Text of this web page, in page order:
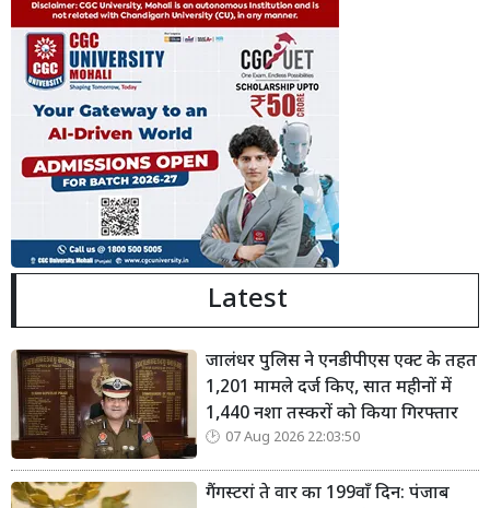
Latest
जालंधर पुलिस ने एनडीपीएस एक्ट के तहत
1,201 मामले दर्ज किए, सात महीनों में
1,440 नशा तस्करों को किया गिरफ्तार
07 Aug 2026 22:03:50
गैंगस्टरां ते वार का 199वाँ दिन: पंजाब